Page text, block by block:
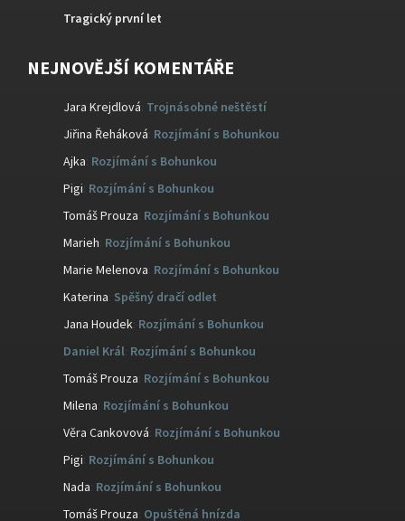
Tragický první let
NEJNOVĚJŠÍ KOMENTÁŘE
Jara Krejdlová Trojnásobné neštěstí
Jiřina Řeháková Rozjímání s Bohunkou
Ajka Rozjímání s Bohunkou
Pigi Rozjímání s Bohunkou
Tomáš Prouza Rozjímání s Bohunkou
Marieh Rozjímání s Bohunkou
Marie Melenova Rozjímání s Bohunkou
Katerina Spěšný dračí odlet
Jana Houdek Rozjímání s Bohunkou
Daniel Král Rozjímání s Bohunkou
Tomáš Prouza Rozjímání s Bohunkou
Milena Rozjímání s Bohunkou
Věra Cankovová Rozjímání s Bohunkou
Pigi Rozjímání s Bohunkou
Nada Rozjímání s Bohunkou
Tomáš Prouza Opuštěná hnízda